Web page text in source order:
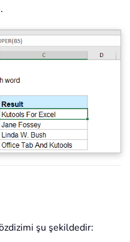
şu şekildedir: